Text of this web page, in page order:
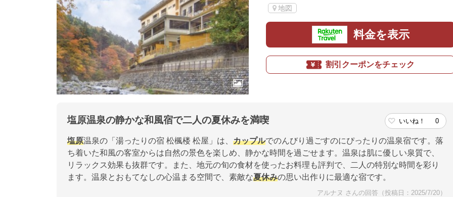
地図
料金を表示
割引クーポンをチェック
塩原温泉の静かな和風宿で二人の夏休みを満喫 いいね！ 0
塩原温泉の「湯ったりの宿 松楓楼 松屋」は、 カップルでのんびり過ごすのにぴったりの温泉宿です。落
ち着いた和風の客室からは自然の景色を楽しめ、静かな時間を過ごせます。温泉は肌に優しい泉質で、
リラックス効果も抜群です。また、地元の旬の食材を使ったお料理も評判で、二人の特別な時間を彩り
ます。温泉とおもてなしの心温まる空間で、素敵な夏休みの思い出作りに最適な宿です。
アルナヌ さんの回答（投稿日：2025/7/20）